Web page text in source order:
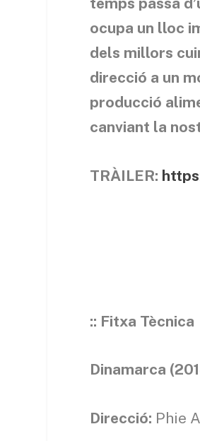
ocupa un lloc
dels millors
direcció a un
producció
canviant la
TRÀILER:
:: Fitxa Tècnica
Dinamarca
Direcció: Phie